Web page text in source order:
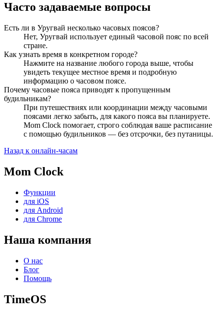
Часто задаваемые вопросы
Есть ли в Уругвай несколько часовых поясов?
Нет, Уругвай использует единый часовой пояс по всей
стране.
Как узнать время в конкретном городе?
Нажмите на название любого города выше, чтобы
увидеть текущее местное время и подробную
информацию о часовом поясе.
Почему часовые пояса приводят к пропущенным
будильникам?
При путешествиях или координации между часовыми
поясами легко забыть, для какого пояса вы планируете.
Mom Clock помогает, строго соблюдая ваше расписание
с помощью будильников — без отсрочки, без путаницы.
Назад к онлайн-часам
Mom Clock
Функции
для iOS
для Android
для Chrome
Наша компания
О нас
Блог
Помощь
TimeOS